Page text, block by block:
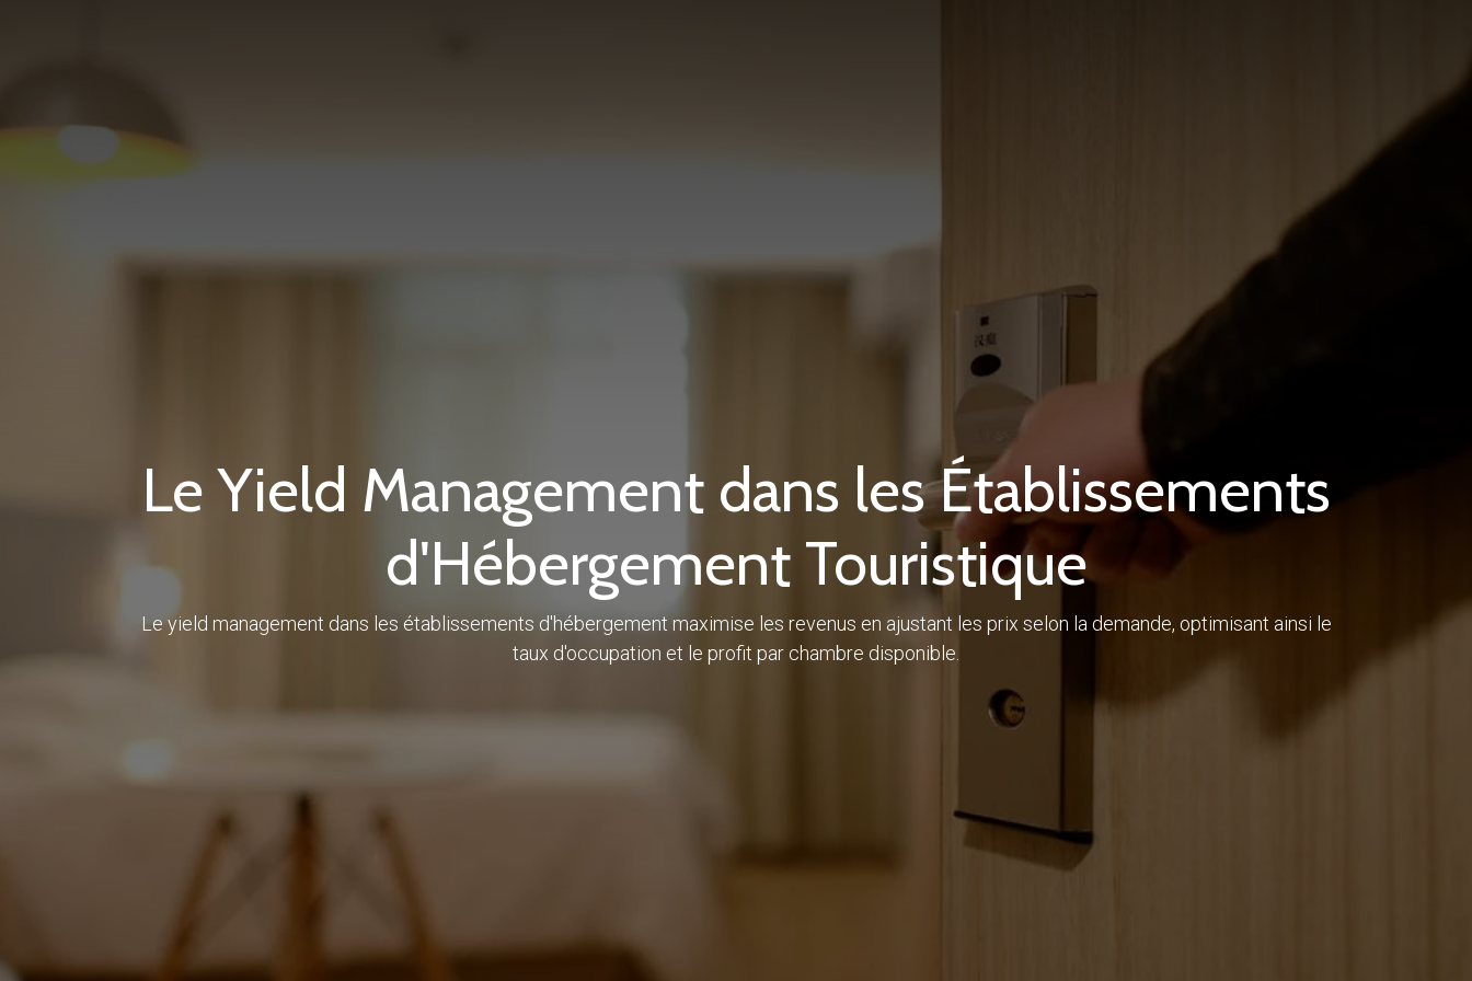
Le Yield Management dans les Établissements
d'Hébergement Touristique
Le yield management dans les établissements d'hébergement maximise les revenus en ajustant les prix selon la demande, optimisant ainsi le
taux d'occupation et le profit par chambre disponible.